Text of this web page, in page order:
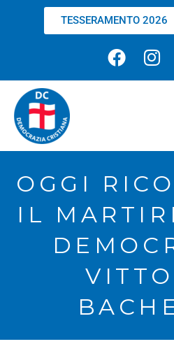
TESSERAMENTO 2026
OGGI
IL